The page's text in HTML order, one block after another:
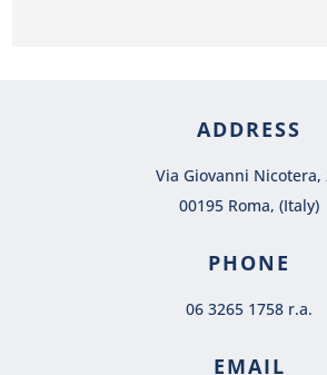
ADDRESS
Via Giovanni Nicotera,
00195 Roma, (Italy)
PHONE
06 3265 1758 r.a.
EMAIL